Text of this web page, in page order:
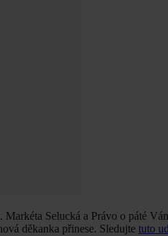
Selucká a Právo o páté
děkanka přinese. Sledujte tuto